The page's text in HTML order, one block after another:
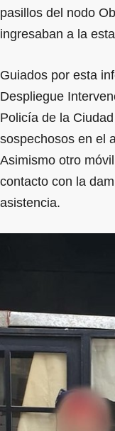
pasillos del nodo
ingresaban a la
Guiados por esta
Despliegue
Policía de la
sospechosos en el
Asimismo otro
contacto con la
asistencia.